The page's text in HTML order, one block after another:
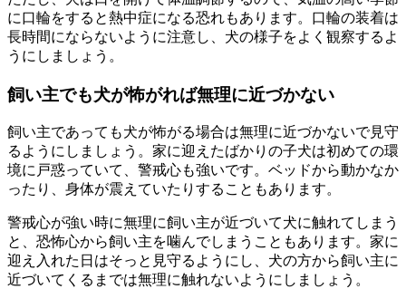
に口輪をすると熱中症になる恐れもあります。口輪の装着は
長時間にならないように注意し、犬の様子をよく観察するよ
うにしましょう。
飼い主でも犬が怖がれば無理に近づかない
飼い主であっても犬が怖がる場合は無理に近づかないで見守
るようにしましょう。家に迎えたばかりの子犬は初めての環
境に戸惑っていて、警戒心も強いです。ベッドから動かなか
ったり、身体が震えていたりすることもあります。
警戒心が強い時に無理に飼い主が近づいて犬に触れてしまう
と、恐怖心から飼い主を噛んでしまうこともあります。家に
迎え入れた日はそっと見守るようにし、犬の方から飼い主に
近づいてくるまでは無理に触れないようにしましょう。